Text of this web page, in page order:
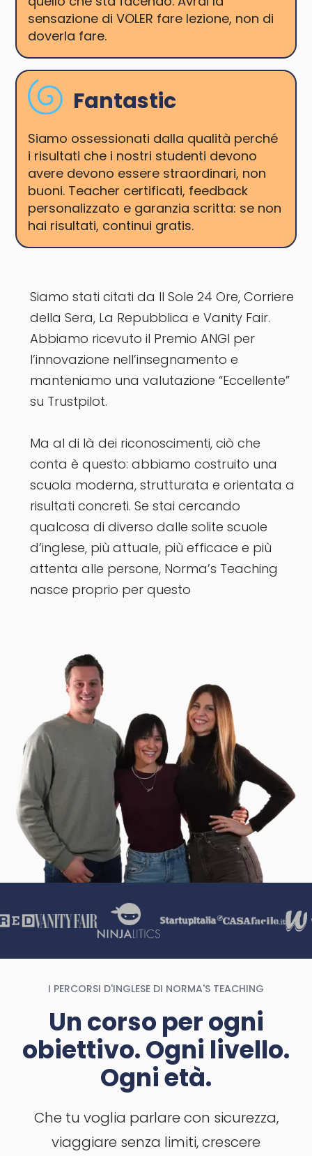
sensazione di VOLER fare lezione, non di
doverla fare.
Fantastic
Siamo ossessionati dalla qualità perché
i risultati che i nostri studenti devono
avere devono essere straordinari, non
buoni. Teacher certificati, feedback
personalizzato e garanzia scritta: se non
hai risultati, continui gratis.
Siamo stati citati da Il Sole 24 Ore, Corriere
della Sera, La Repubblica e Vanity Fair.
Abbiamo ricevuto il Premio ANGI per
l’innovazione nell’insegnamento e
manteniamo una valutazione “Eccellente”
su Trustpilot.
Ma al di là dei riconoscimenti, ciò che
conta è questo: abbiamo costruito una
scuola moderna, strutturata e orientata a
risultati concreti. Se stai cercando
qualcosa di diverso dalle solite scuole
d’inglese, più attuale, più efficace e più
attenta alle persone, Norma’s Teaching
nasce proprio per questo
I PERCORSI D'INGLESE DI NORMA'S TEACHING
Un corso per ogni
obiettivo. Ogni livello.
Ogni età.
Che tu voglia parlare con sicurezza,
viaggiare senza limiti, crescere